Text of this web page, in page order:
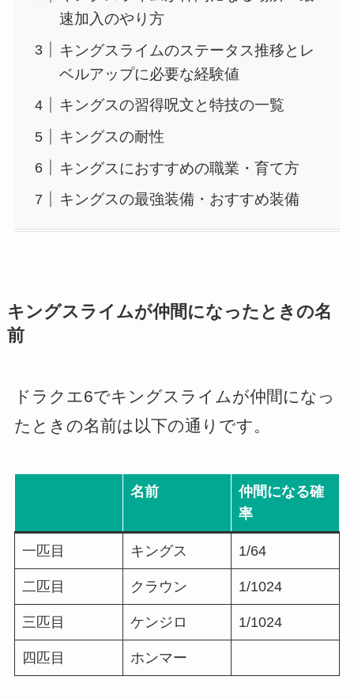
速加入のやり方
キングスライムのステータス推移とレ
ベルアップに必要な経験値
キングスの習得呪文と特技の一覧
キングスの耐性
キングスにおすすめの職業・育て方
キングスの最強装備・おすすめ装備
キングスライムが仲間になったときの名
前
ドラクエ6でキングスライムが仲間になっ
たときの名前は以下の通りです。
名前
仲間になる確
率
一匹目 キングス 1/64
二匹目 クラウン 1/1024
三匹目 ケンジロ 1/1024
四匹目 ホンマー